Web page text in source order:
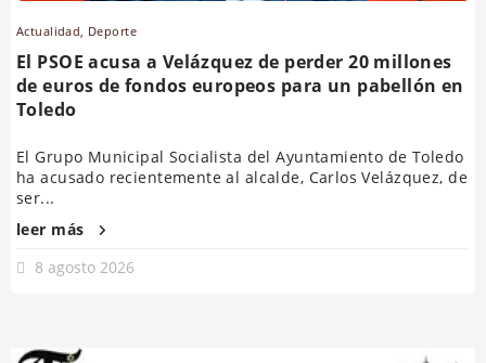
Actualidad, Deporte
El PSOE acusa a Velázquez de perder 20 millones
de euros de fondos europeos para un pabellón en
Toledo
El Grupo Municipal Socialista del Ayuntamiento de Toledo
ha acusado recientemente al alcalde, Carlos Velázquez, de
ser...
leer más
8 agosto 2026